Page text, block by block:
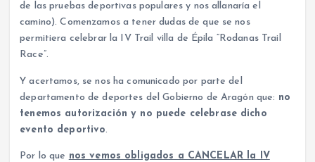
de las pruebas deportivas populares y nos allanaría el
camino). Comenzamos a tener dudas de que se nos
permitiera celebrar la IV Trail villa de Épila “Rodanas Trail
Race”.
Y acertamos, se nos ha comunicado por parte del
departamento de deportes del Gobierno de Aragón que: no
tenemos autorización y no puede celebrase dicho
evento deportivo.
Por lo que nos vemos obligados a CANCELAR la IV